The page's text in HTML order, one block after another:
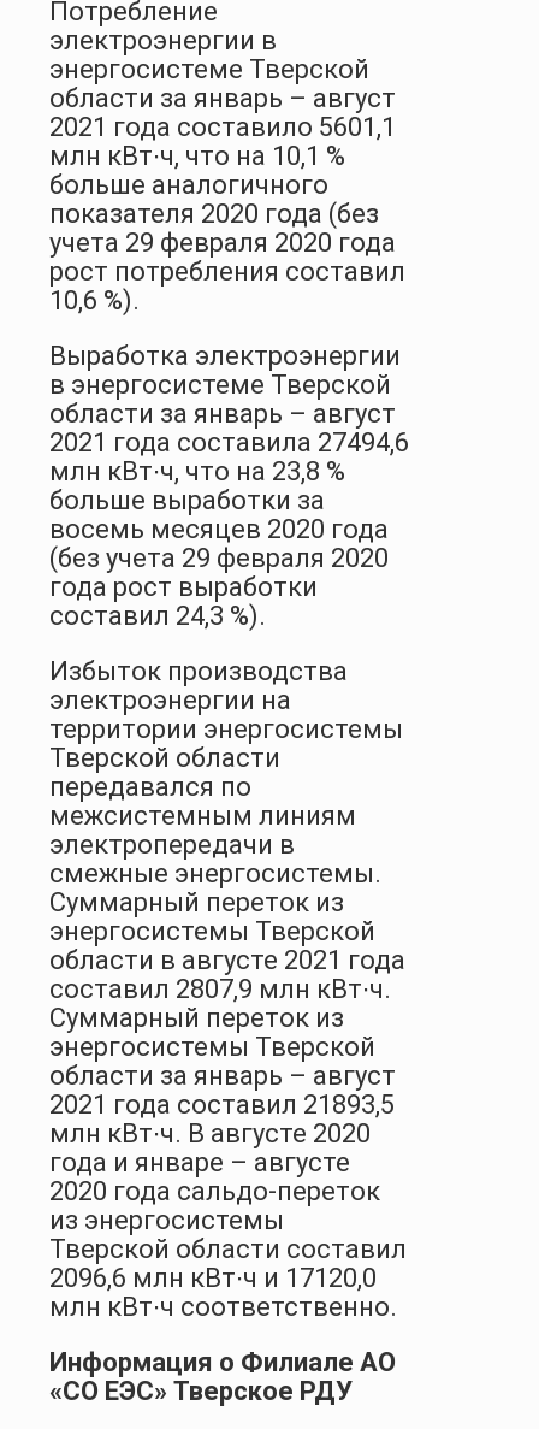
Потребление
электроэнергии в
энергосистеме Тверской
области за январь – август
2021 года составило 5601,1
млн кВт∙ч, что на 10,1 %
больше аналогичного
показателя 2020 года (без
учета 29 февраля 2020 года
рост потребления составил
10,6 %).
Выработка электроэнергии
в энергосистеме Тверской
области за январь – август
2021 года составила 27494,6
млн кВт∙ч, что на 23,8 %
больше выработки за
восемь месяцев 2020 года
(без учета 29 февраля 2020
года рост выработки
составил 24,3 %).
Избыток производства
электроэнергии на
территории энергосистемы
Тверской области
передавался по
межсистемным линиям
электропередачи в
смежные энергосистемы.
Суммарный переток из
энергосистемы Тверской
области в августе 2021 года
составил 2807,9 млн кВт∙ч.
Суммарный переток из
энергосистемы Тверской
области за январь – август
2021 года составил 21893,5
млн кВт∙ч. В августе 2020
года и январе – августе
2020 года сальдо-переток
из энергосистемы
Тверской области составил
2096,6 млн кВт∙ч и 17120,0
млн кВт∙ч соответственно.
Информация о Филиале АО
«СО ЕЭС» Тверское РДУ